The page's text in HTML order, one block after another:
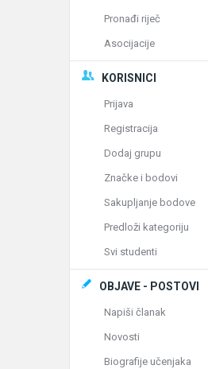
Pronađi riječ
Asocijacije
KORISNICI
Prijava
Registracija
Dodaj grupu
Značke i bodovi
Sakupljanje bodove
Predloži kategoriju
Svi studenti
OBJAVE - POSTOVI
Napiši članak
Novosti
Biografije učenjaka